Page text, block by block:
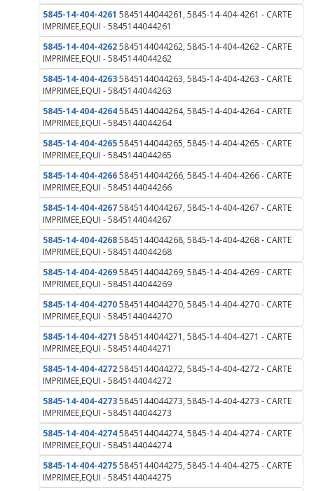
5845-14-404-4261 5845144044261, 5845-14-404-4261 - CARTE
IMPRIMEE,EQUI - 5845144044261
5845-14-404-42625845144044262, 5845-14-404-4262 - CARTE
IMPRIMEE,EQUI - 5845144044262
5845-14-404-42635845144044263, 5845-14-404-4263 - CARTE
IMPRIMEE,EQUI - 5845144044263
5845-14-404-42645845144044264, 5845-14-404-4264 - CARTE
IMPRIMEE,EQUI - 5845144044264
5845-14-404-42655845144044265, 5845-14-404-4265 - CARTE
IMPRIMEE,EQUI - 5845144044265
5845-14-404-42665845144044266, 5845-14-404-4266 - CARTE
IMPRIMEE,EQUI - 5845144044266
5845-14-404-42675845144044267, 5845-14-404-4267 - CARTE
IMPRIMEE,EQUI - 5845144044267
5845-14-404-42685845144044268, 5845-14-404-4268 - CARTE
IMPRIMEE,EQUI - 5845144044268
5845-14-404-42695845144044269, 5845-14-404-4269 - CARTE
IMPRIMEE,EQUI - 5845144044269
5845-14-404-42705845144044270, 5845-14-404-4270 - CARTE
IMPRIMEE,EQUI - 5845144044270
5845-14-404-4271 5845144044271, 5845-14-404-4271 - CARTE
IMPRIMEE,EQUI - 5845144044271
5845-14-404-42725845144044272, 5845-14-404-4272 - CARTE
IMPRIMEE,EQUI - 5845144044272
5845-14-404-42735845144044273, 5845-14-404-4273 - CARTE
IMPRIMEE,EQUI - 5845144044273
5845-14-404-42745845144044274, 5845-14-404-4274 - CARTE
IMPRIMEE,EQUI - 5845144044274
5845-14-404-42755845144044275, 5845-14-404-4275 - CARTE
IMPRIMEE,EQUI - 5845144044275